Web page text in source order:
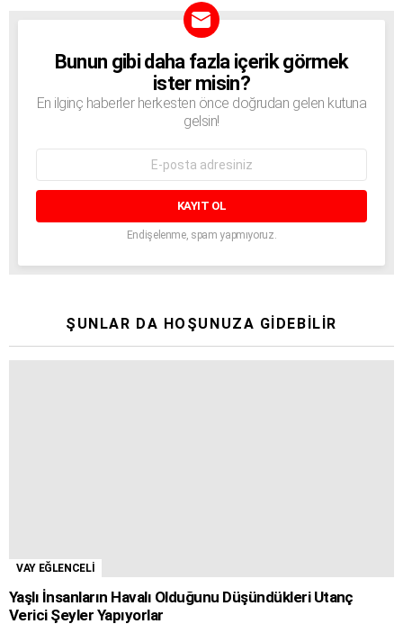
BÜLTEN
Bunun gibi daha fazla içerik görmek
ister misin?
En ilginç haberler herkesten önce doğrudan gelen kutuna
gelsin!
adresi:
Endişelenme, spam yapmıyoruz.
ŞUNLAR DA HOŞUNUZA GIDEBILIR
VAY EĞLENCELİ
Yaşlı İnsanların Havalı Olduğunu Düşündükleri Utanç
Verici Şeyler Yapıyorlar